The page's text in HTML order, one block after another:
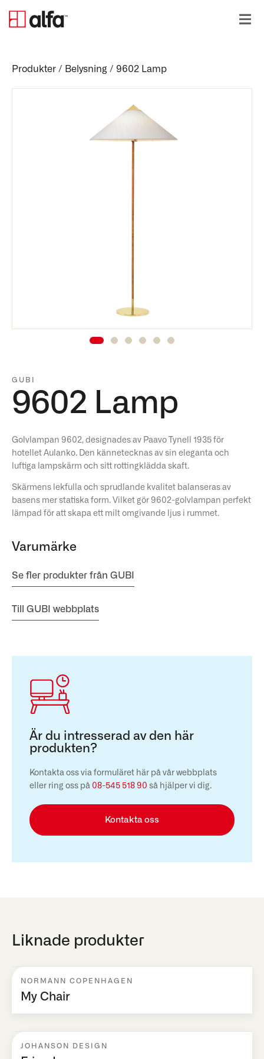
Produkter / Belysning / 9602 Lamp
GUBI
9602 Lamp
Golvlampan 9602, designades av Paavo Tynell 1935 för
hotellet Aulanko. Den kännetecknas av sin eleganta och
luftiga lampskärm och sitt rottingklädda skaft.
Skärmens lekfulla och sprudlande kvalitet balanseras av
basens mer statiska form. Vilket gör 9602-golvlampan perfekt
lämpad för att skapa ett milt omgivande ljus i rummet.
Varumärke
Se fler produkter från GUBI
Till GUBI webbplats
Är du intresserad av den här
produkten?
Kontakta oss via formuläret här på vår webbplats
eller ring oss på 08-545 518 90 så hjälper vi dig.
Kontakta oss
Liknade produkter
NORMANN COPENHAGEN
My Chair
JOHANSON DESIGN